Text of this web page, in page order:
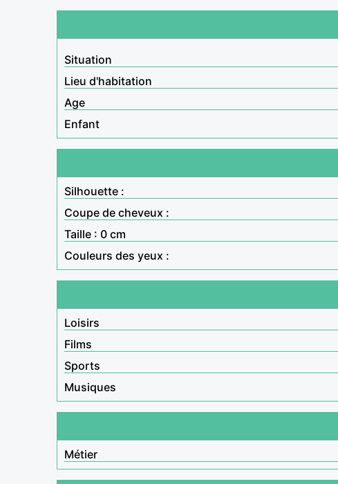
Situation
Lieu d'habitation
Age
Enfant
Silhouette :
Coupe de cheveux :
Taille : 0 cm
Couleurs des yeux :
Loisirs
Films
Sports
Musiques
Métier